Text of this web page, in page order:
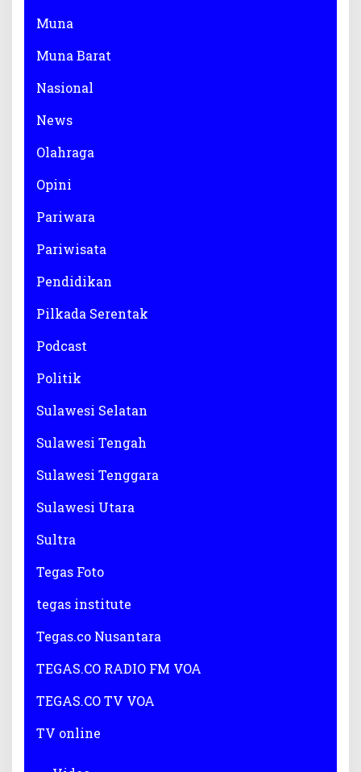
Muna
Muna Barat
Nasional
News
Olahraga
Opini
Pariwara
Pariwisata
Pendidikan
Pilkada Serentak
Podcast
Politik
Sulawesi Selatan
Sulawesi Tengah
Sulawesi Tenggara
Sulawesi Utara
Sultra
Tegas Foto
tegas institute
Tegas.co Nusantara
TEGAS.CO RADIO FM VOA
TEGAS.CO TV VOA
TV online